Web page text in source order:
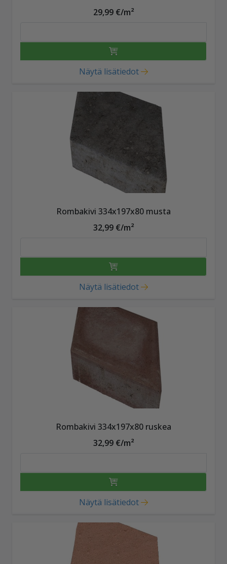
29,99 €/m²
Näytä lisätiedot
Rombakivi 334x197x80 musta
32,99 €/m²
Näytä lisätiedot
Rombakivi 334x197x80 ruskea
32,99 €/m²
Näytä lisätiedot